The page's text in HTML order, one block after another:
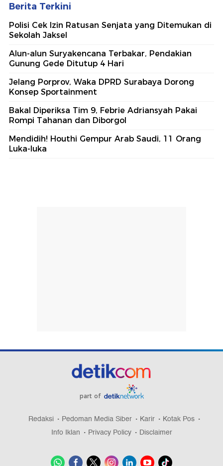
Berita Terkini
Polisi Cek Izin Ratusan Senjata yang Ditemukan di
Sekolah Jaksel
Alun-alun Suryakencana Terbakar, Pendakian
Gunung Gede Ditutup 4 Hari
Jelang Porprov, Waka DPRD Surabaya Dorong
Konsep Sportainment
Bakal Diperiksa Tim 9, Febrie Adriansyah Pakai
Rompi Tahanan dan Diborgol
Mendidih! Houthi Gempur Arab Saudi, 11 Orang
Luka-luka
part of
Redaksi Pedoman Media Siber Karir
Kotak Pos
Info Iklan
Privacy Policy Disclaimer